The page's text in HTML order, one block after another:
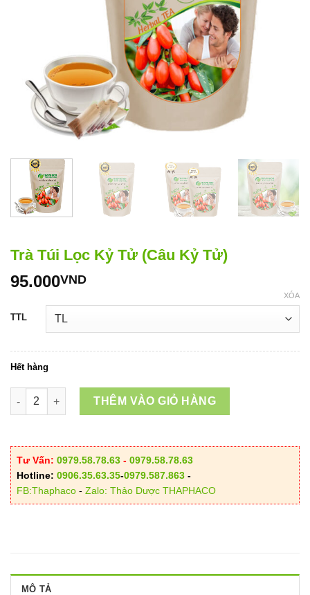
Trà Túi Lọc Kỷ Tử (Câu Kỷ Tử)
95.000VND
TTL
XÓA
Hết hàng
Trà Túi Lọc Kỷ Tử (Câu Kỷ Tử) số lượng
THÊM VÀO GIỎ HÀNG
Tư Vấn: 0979.58.78.63 - 0979.58.78.63
Hotline: 0906.35.63.35-0979.587.863 -
FB:Thaphaco - Zalo: Thảo Dược THAPHACO
MÔ TẢ